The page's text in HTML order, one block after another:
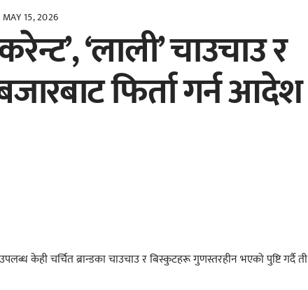
MAY 15, 2026
‘लाली’ चाउचाउ र
फिर्ता गर्न आदेश
केही चर्चित ब्रान्डका चाउचाउ र बिस्कुटहरू गुणस्तरहीन भएको पुष्टि गर्दै ती